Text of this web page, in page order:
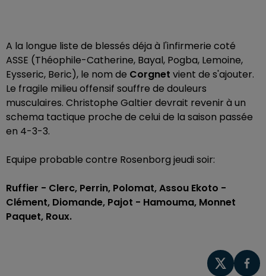
A la longue liste de blessés déja à l'infirmerie coté
ASSE (Théophile-Catherine, Bayal, Pogba, Lemoine,
Eysseric, Beric), le nom de Corgnet vient de s'ajouter.
Le fragile milieu offensif souffre de douleurs
musculaires. Christophe Galtier devrait revenir à un
schema tactique proche de celui de la saison passée
en 4-3-3.
Equipe probable contre Rosenborg jeudi soir:
Ruffier - Clerc, Perrin, Polomat, Assou Ekoto -
Clément, Diomande, Pajot - Hamouma, Monnet
Paquet, Roux.